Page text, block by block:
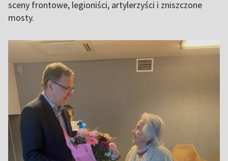
sceny frontowe, legioniści, artylerzyści i zniszczone
mosty.